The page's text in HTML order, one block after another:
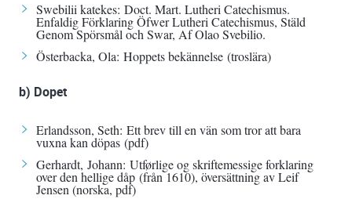
Swebilii katekes: Doct. Mart. Lutheri Catechismus.
Enfaldig Förklaring Öfwer Lutheri Catechismus, Stäld
Genom Spörsmål och Swar, Af Olao Svebilio.
Österbacka, Ola: Hoppets bekännelse (troslära)
b) Dopet
Erlandsson, Seth: Ett brev till en vän som tror att bara
vuxna kan döpas (pdf)
Gerhardt, Johann: Utførlige og skriftemessige forklaring
over den hellige dåp (från 1610), översättning av Leif
Jensen (norska, pdf)